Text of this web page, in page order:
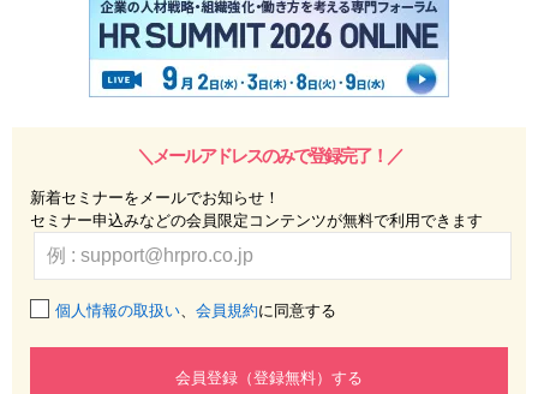
＼メールアドレスのみで登録完了！／
新着セミナーをメールでお知らせ！
セミナー申込みなどの会員限定コンテンツが無料で利用できます
個人情報の取扱い 会員規約に同意する
会員登録（登録無料）する